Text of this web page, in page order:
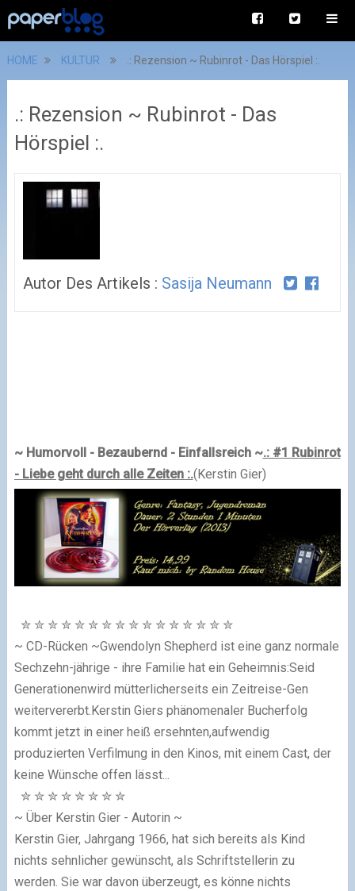
HOME KULTUR .: Rezension ~ Rubinrot - Das Hörspiel :.
.: Rezension ~ Rubinrot - Das
Hörspiel :.
Autor Des Artikels : Sasija Neumann
~ Humorvoll - Bezaubernd - Einfallsreich ~.: #1 Rubinrot
- Liebe geht durch alle Zeiten :.(Kerstin Gier)
✮ ✮ ✮ ✮ ✮✮ ✮✮ ✮ ✮ ✮ ✮ ✮✮ ✮✮
~ CD-Rücken ~Gwendolyn Shepherd ist eine ganz normale
Sechzehn-jährige - ihre Familie hat ein Geheimnis:Seid
Generationenwird mütterlicherseits ein Zeitreise-Gen
weitervererbt.Kerstin Giers phänomenaler Bucherfolg
kommt jetzt in einer heiß ersehnten,aufwendig
produzierten Verfilmung in den Kinos, mit einem Cast, der
keine Wünsche offen lässt...
✮ ✮ ✮ ✮ ✮✮ ✮✮
~ Über Kerstin Gier - Autorin ~
Kerstin Gier, Jahrgang 1966, hat sich bereits als Kind
nichts sehnlicher gewünscht, als Schriftstellerin zu
werden. Sie war davon überzeugt, es könne nichts